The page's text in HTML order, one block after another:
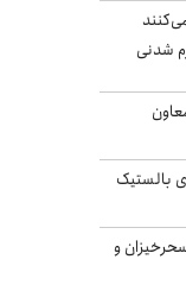
شدنی
بالستیک
و